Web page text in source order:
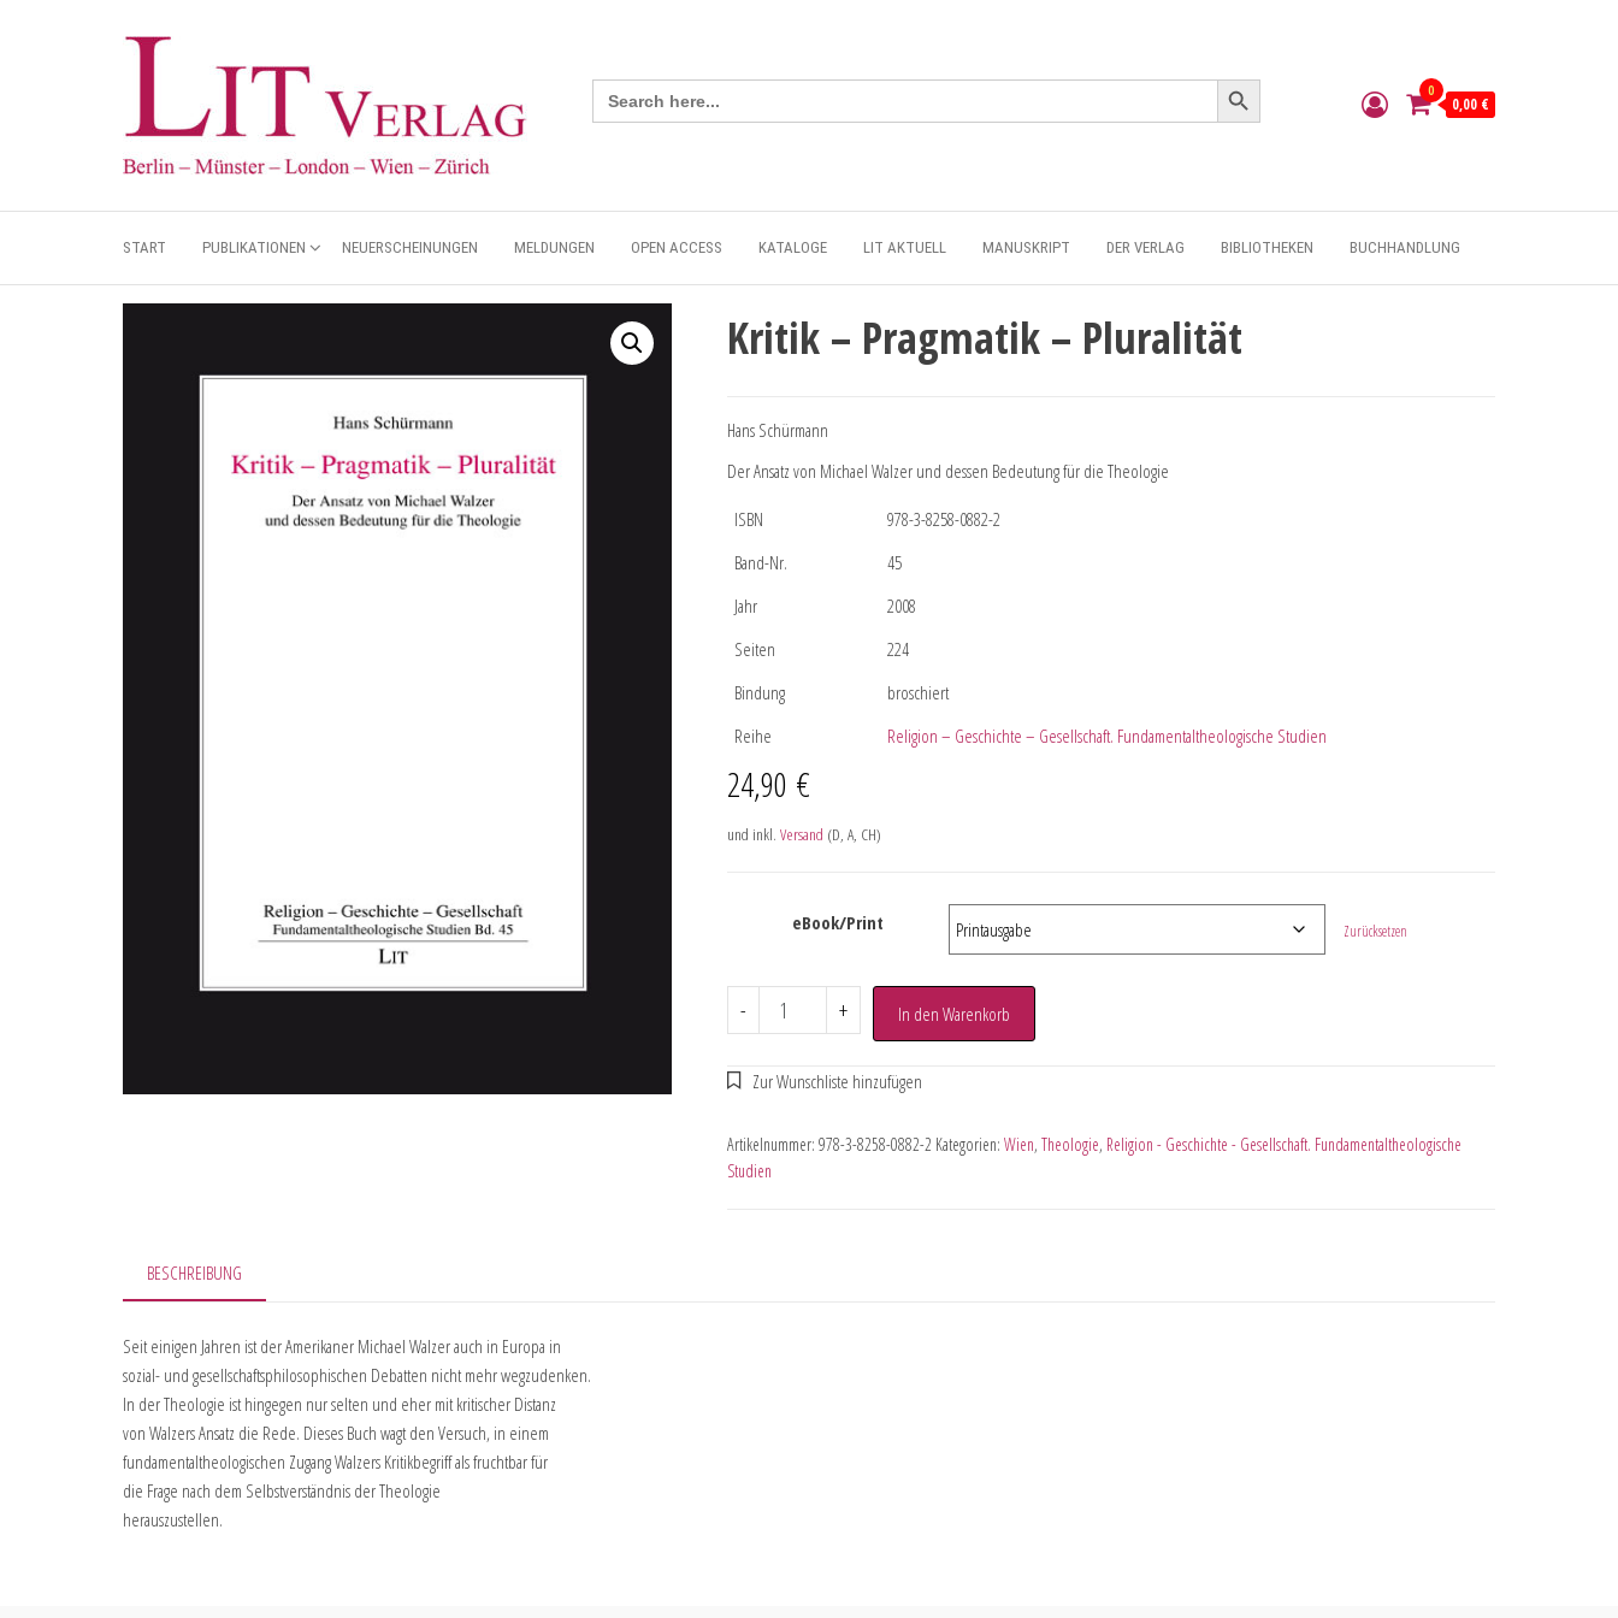
Search
for:
Search Button
0
0,00 €
START PUBLIKATIONEN NEUERSCHEINUNGEN MELDUNGEN OPEN ACCESS KATALOGE LIT AKTUELL MANUSKRIPT DER VERLAG BIBLIOTHEKEN BUCHHANDLUNG
Kritik – Pragmatik – Pluralität
Hans Schürmann
Der Ansatz von Michael Walzer und dessen Bedeutung für die Theologie
ISBN
978-3-8258-0882-2
Band-Nr.
45
Jahr
2008
Seiten
224
Bindung
broschiert
Reihe
Religion – Geschichte – Gesellschaft. Fundamentaltheologische Studien
24,90 €
und inkl. Versand (D, A, CH)
eBook/Print Zurücksetzen
- + In den Warenkorb
Artikelnummer: 978-3-8258-0882-2 Kategorien: Wien, Theologie, Religion - Geschichte - Gesellschaft. Fundamentaltheologische
Studien
BESCHREIBUNG
Seit einigen Jahren ist der Amerikaner Michael Walzer auch in Europa in
sozial- und gesellschaftsphilosophischen Debatten nicht mehr wegzudenken.
In der Theologie ist hingegen nur selten und eher mit kritischer Distanz
von Walzers Ansatz die Rede. Dieses Buch wagt den Versuch, in einem
fundamentaltheologischen Zugang Walzers Kritikbegriff als fruchtbar für
die Frage nach dem Selbstverständnis der Theologie
herauszustellen.